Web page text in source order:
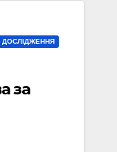
ДОСЛІДЖЕННЯ
за